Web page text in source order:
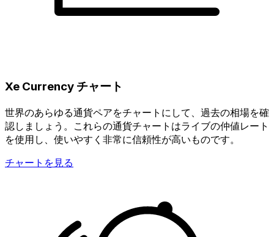
Xe Currency チャート
世界のあらゆる通貨ペアをチャートにして、過去の相場を確
認しましょう。これらの通貨チャートはライブの仲値レート
を使用し、使いやすく非常に信頼性が高いものです。
チャートを見る